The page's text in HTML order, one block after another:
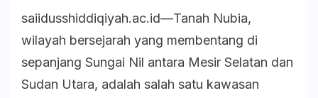
Islam
di
Tanah
Nubia:
saiidusshiddiqiyah.ac.id—Tanah Nubia,
wilayah bersejarah yang membentang di
sepanjang Sungai Nil antara Mesir Selatan dan
Sudan Utara, adalah salah satu kawasan